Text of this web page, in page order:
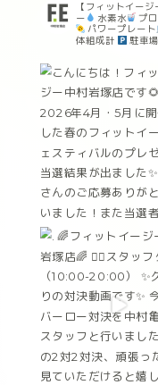
【フィットイージ
ー 水素水 プ
パワープレート
体組成計
駐車